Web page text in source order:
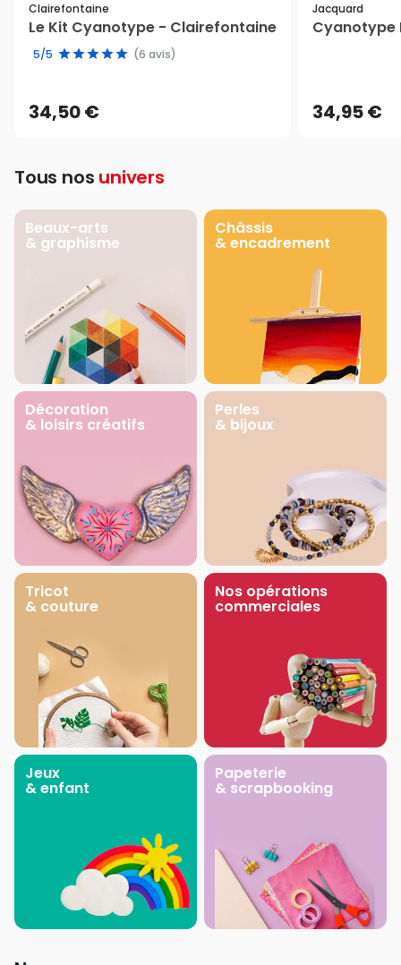
Clairefontaine
Le Kit Cyanotype - Clairefontaine
5/5 (6 avis)
34,50 €
Jacquard
Cyanotype
34,95 €
Tous nos univers
Beaux-arts
& graphisme
Châssis
& encadrement
Décoration
& loisirs créatifs
Perles
& bijoux
Tricot
& couture
Nos opérations
commerciales
Jeux
& enfant
Papeterie
& scrapbooking